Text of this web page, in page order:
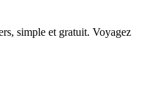
simple et gratuit. Voyagez